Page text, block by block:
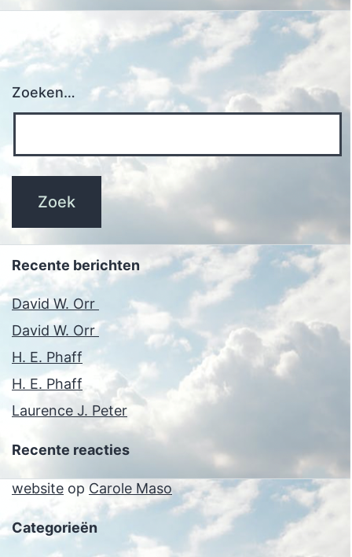
Zoeken…
Recente berichten
David W. Orr
David W. Orr
H. E. Phaff
H. E. Phaff
Laurence J. Peter
Recente reacties
website op Carole Maso
Categorieën